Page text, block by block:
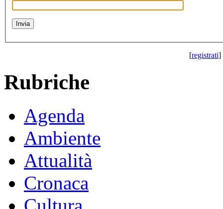
[registrati]
Rubriche
Agenda
Ambiente
Attualità
Cronaca